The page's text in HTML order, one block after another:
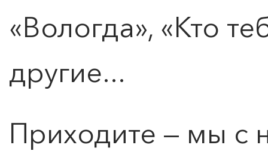
«Вологда», «Кто
другие...
Приходите — мы с